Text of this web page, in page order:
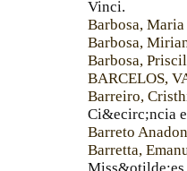
Vinci.
Barbosa,
Barbosa,
Barbosa,
BARCELOS,
Barreiro,
Ci&ecirc;ncia
Barreto
Barretta,